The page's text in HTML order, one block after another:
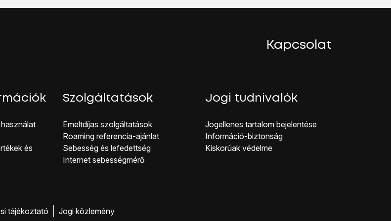
Kapcsolat
kek és
Szolgáltatások
Emeltdíjas szolgáltatások
Roaming referencia-ajánlat
Sebesség és lefedettség
Internet sebességmérő
Jogi tudnivalók
Jogellenes ta rtalom bejelentése
Inf ormáció-biztonság
Kiskorúak véd elme
tájékoztató Jogi közlemény